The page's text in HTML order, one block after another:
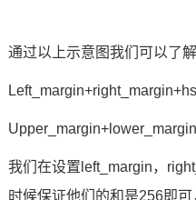
通过以上示意图我们可以了
我们在设置left_margin，
时候保证他们的和是256即可